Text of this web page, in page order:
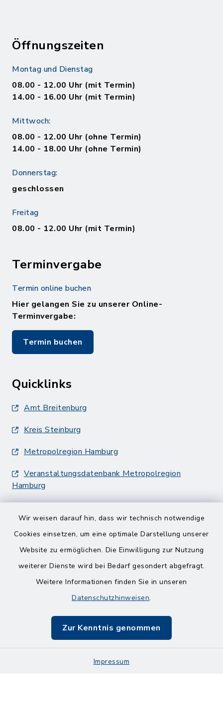
Wir weisen darauf hin, dass wir technisch notwendige
Cookies einsetzen, um eine optimale Darstellung unserer
Website zu ermöglichen. Die Einwilligung zur Nutzung
weiterer Dienste wird bei Bedarf gesondert abgefragt.
Weitere Informationen finden Sie in unseren
Datenschutzhinweisen.
Zur Kenntnis genommen
Impressum
Öffnungszeiten
Montag und Dienstag
08.00 - 12.00 Uhr (mit Termin)
14.00 - 16.00 Uhr (mit Termin)
Mittwoch:
08.00 - 12.00 Uhr (ohne Termin)
14.00 - 18.00 Uhr (ohne Termin)
Donnerstag:
geschlossen
Freitag
08.00 - 12.00 Uhr (mit Termin)
Terminvergabe
Termin online buchen
Hier gelangen Sie zu unserer Online-
Terminvergabe:
Termin buchen
Quicklinks
Amt Breitenburg
Kreis Steinburg
Metropolregion Hamburg
Veranstaltungsdatenbank Metropolregion
Hamburg
Barrierefreiheit
Impressum
Sitemap